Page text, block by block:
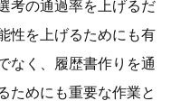
考の通過率を上げるだ
性を上げるためにも有
なく、履歴書作りを通
ためにも重要な作業と